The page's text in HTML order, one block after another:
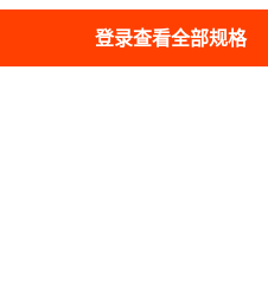
登录查看全部规格